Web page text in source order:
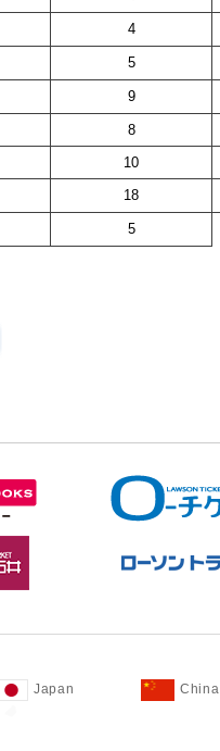
4
5
9
8
10
18
5
Japan China